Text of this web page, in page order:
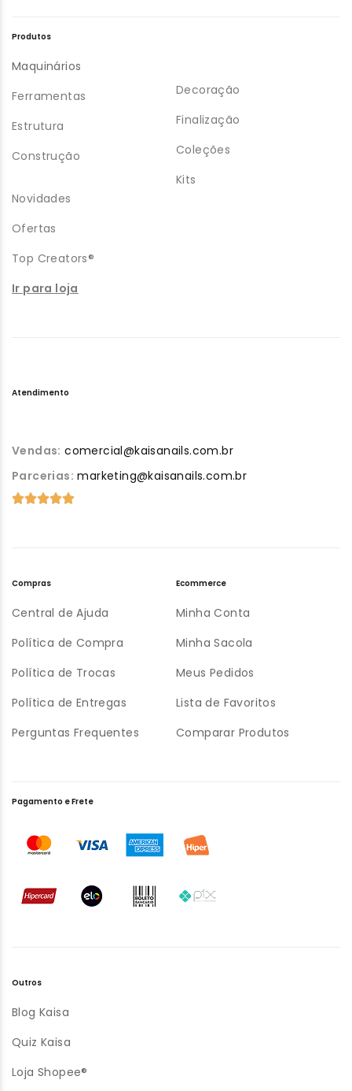
Produtos
Maquinários
Ferramentas
Estrutura
Construção
Decoração
Finalização
Coleções
Kits
Novidades
Ofertas
Top Creators®
Ir para loja
Atendimento
Vendas: comercial@kaisanails.com.br
Parcerias: marketing@kaisanails.com.br
Compras
Central de Ajuda
Política de Compra
Política de Trocas
Política de Entregas
Perguntas Frequentes
Ecommerce
Minha Conta
Minha Sacola
Meus Pedidos
Lista de Favoritos
Comparar Produtos
Outros
Blog Kaisa
Quiz Kaisa
Loja Shopee®
Pagamento e Frete